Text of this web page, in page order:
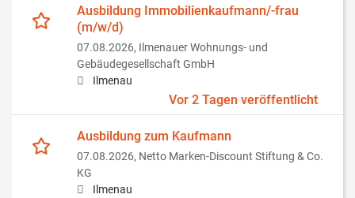
Ausbildung Immobilienkaufmann/-frau
(m/w/d)
07.08.2026, Ilmenauer Wohnungs- und
Gebäudegesellschaft GmbH
Ilmenau
Vor 2 Tagen veröffentlicht
Ausbildung zum Kaufmann
07.08.2026, Netto Marken-Discount Stiftung & Co.
KG
Ilmenau